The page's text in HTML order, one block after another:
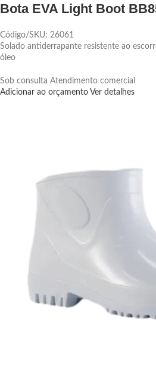
Bota EVA Light Boot
Código/SKU: 26061
Solado antiderrapante resistente ao
óleo
Sob consulta Atendimento comercial
Adicionar ao orçamento Ver detalhes